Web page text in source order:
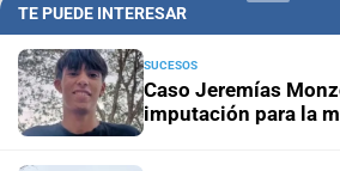
TE PUEDE INTERESAR
SUCESOS
Caso Jeremías
imputación para la